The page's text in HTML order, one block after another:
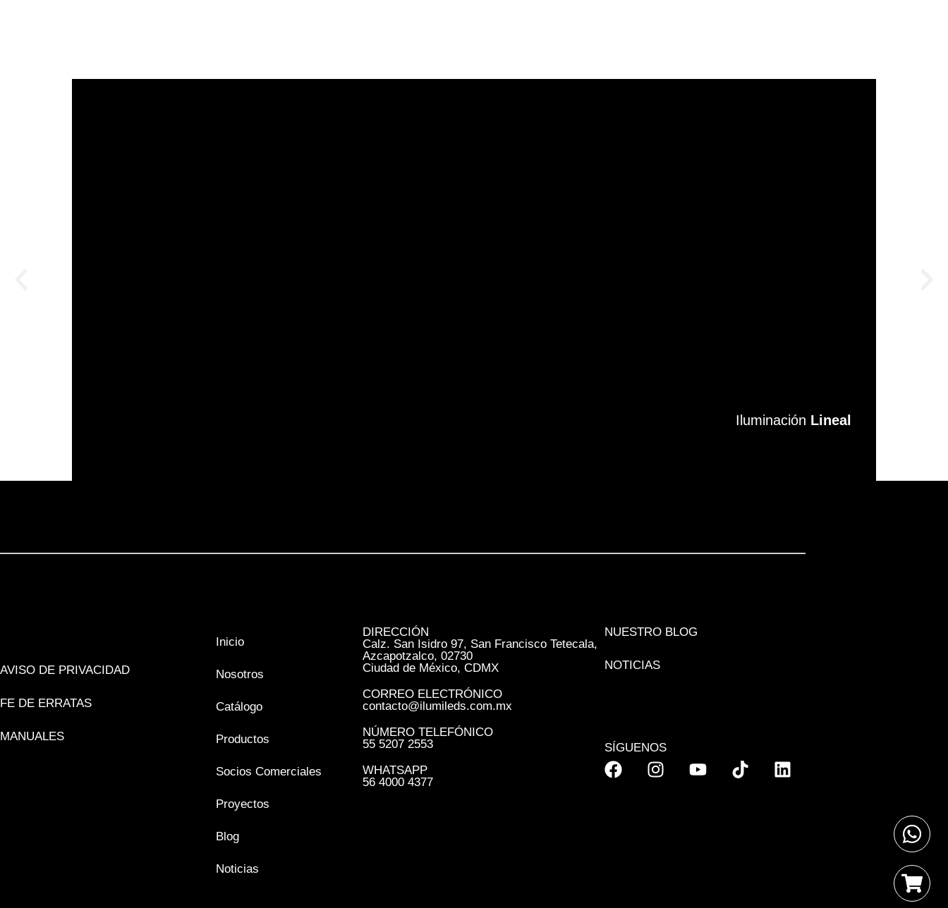
Iluminación Lineal
Iluminación Lineal
AVISO DE PRIVACIDAD
FE DE ERRATAS
MANUALES
Inicio
Nosotros
Catálogo
Productos
Socios Comerciales
Proyectos
Blog
Noticias
DIRECCIÓN
Calz. San Isidro 97, San Francisco Tetecala,
Azcapotzalco, 02730
Ciudad de México, CDMX
CORREO ELECTRÓNICO
contacto@ilumileds.com.mx
NÚMERO TELEFÓNICO
55 5207 2553
WHATSAPP
56 4000 4377
NUESTRO BLOG
NOTICIAS
SÍGUENOS